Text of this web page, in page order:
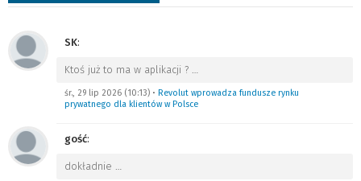
SK:
Ktoś już to ma w aplikacji ? …
śr., 29 lip 2026 (10:13) • Revolut wprowadza fundusze rynku
prywatnego dla klientów w Polsce
gość:
dokładnie …